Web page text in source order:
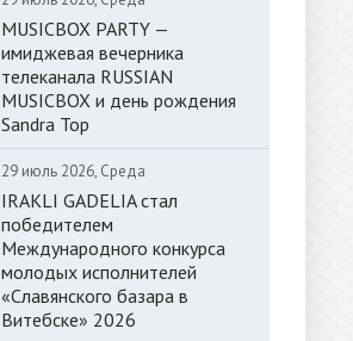
MUSICBOX PARTY —
имиджевая вечерника
телеканала RUSSIAN
MUSICBOX и день рождения
Sandra Top
29 июль 2026, Среда
IRAKLI GADELIA стал
победителем
Международного конкурса
молодых исполнителей
«Славянского базара в
Витебске» 2026